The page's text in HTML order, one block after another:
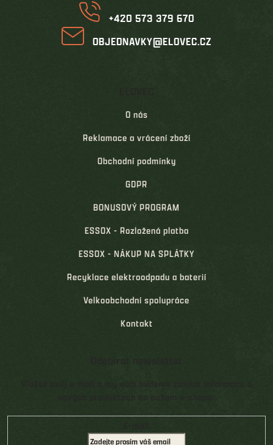
+420 573 379 670
OBJEDNAVKY@ELOVEC.CZ
O nás
Reklamace a vrácení zboží
Obchodní podmínky
GDPR
BONUSOVÝ PROGRAM
ESSOX - Rozložená platba
ESSOX - NÁKUP NA SPLÁTKY
Recyklace elektroodpadu a baterií
Velkoobchodní spolupráce
Kontakt